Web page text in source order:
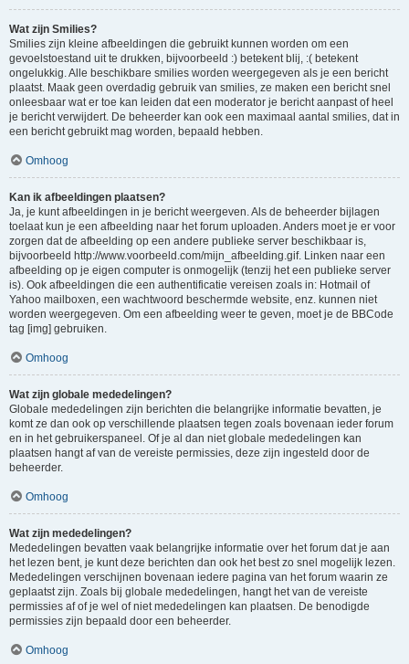
Wat zijn Smilies?
Smilies zijn kleine afbeeldingen die gebruikt kunnen worden om een
gevoelstoestand uit te drukken, bijvoorbeeld :) betekent blij, :( betekent
ongelukkig. Alle beschikbare smilies worden weergegeven als je een bericht
plaatst. Maak geen overdadig gebruik van smilies, ze maken een bericht snel
onleesbaar wat er toe kan leiden dat een moderator je bericht aanpast of heel
je bericht verwijdert. De beheerder kan ook een maximaal aantal smilies, dat in
een bericht gebruikt mag worden, bepaald hebben.
Omhoog
Kan ik afbeeldingen plaatsen?
Ja, je kunt afbeeldingen in je bericht weergeven. Als de beheerder bijlagen
toelaat kun je een afbeelding naar het forum uploaden. Anders moet je er voor
zorgen dat de afbeelding op een andere publieke server beschikbaar is,
bijvoorbeeld http://www.voorbeeld.com/mijn_afbeelding.gif. Linken naar een
afbeelding op je eigen computer is onmogelijk (tenzij het een publieke server
is). Ook afbeeldingen die een authentificatie vereisen zoals in: Hotmail of
Yahoo mailboxen, een wachtwoord beschermde website, enz. kunnen niet
worden weergegeven. Om een afbeelding weer te geven, moet je de BBCode
tag [img] gebruiken.
Omhoog
Wat zijn globale mededelingen?
Globale mededelingen zijn berichten die belangrijke informatie bevatten, je
komt ze dan ook op verschillende plaatsen tegen zoals bovenaan ieder forum
en in het gebruikerspaneel. Of je al dan niet globale mededelingen kan
plaatsen hangt af van de vereiste permissies, deze zijn ingesteld door de
beheerder.
Omhoog
Wat zijn mededelingen?
Mededelingen bevatten vaak belangrijke informatie over het forum dat je aan
het lezen bent, je kunt deze berichten dan ook het best zo snel mogelijk lezen.
Mededelingen verschijnen bovenaan iedere pagina van het forum waarin ze
geplaatst zijn. Zoals bij globale mededelingen, hangt het van de vereiste
permissies af of je wel of niet mededelingen kan plaatsen. De benodigde
permissies zijn bepaald door een beheerder.
Omhoog